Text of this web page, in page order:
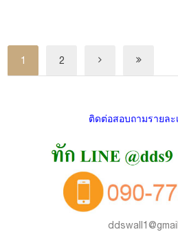
1 2
ติดต่อสอบถามรายละ